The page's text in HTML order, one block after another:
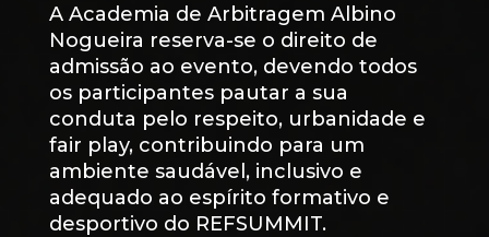
A Academia de Arbitragem Albino
Nogueira reserva-se o direito de
admissão ao evento, devendo todos
os participantes pautar a sua
conduta pelo respeito, urbanidade e
fair play, contribuindo para um
ambiente saudável, inclusivo e
adequado ao espírito formativo e
desportivo do REFSUMMIT.